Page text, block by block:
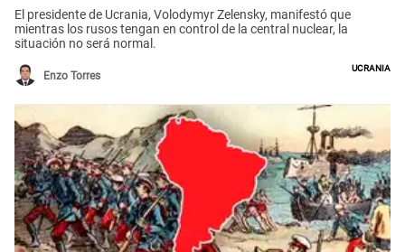
El presidente de Ucrania, Volodymyr Zelensky, manifestó que
mientras los rusos tengan en control de la central nuclear, la
situación no será normal.
Enzo Torres
Ucrania